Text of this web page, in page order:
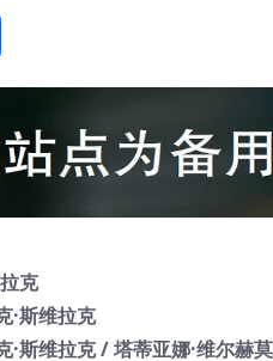
克
·斯维拉克
斯维拉克 / 塔蒂亚娜·维尔